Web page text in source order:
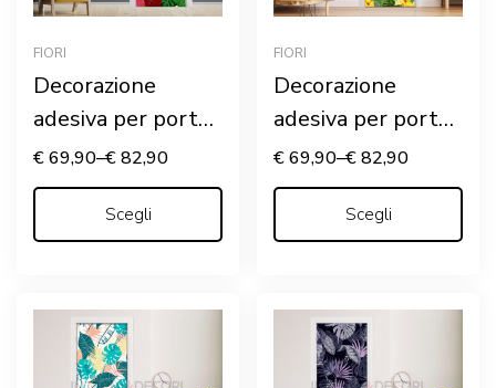
FIORI
Decorazione
adesiva per porte
“FIORI ROSSI E
FOGLIE”
€69,90–€82,90
Scegli
FIORI
Decorazione
adesiva per porte
“IBISCUS GIALLI”
€69,90–€82,90
Scegli